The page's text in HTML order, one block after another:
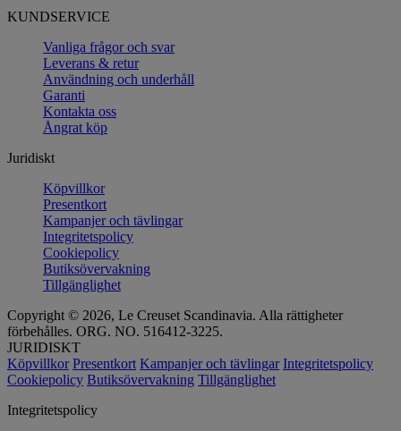
KUNDSERVICE
Vanliga frågor och svar
Leverans & retur
Användning och underhåll
Garanti
Kontakta oss
Ångrat köp
Juridiskt
Köpvillkor
Presentkort
Kampanjer och tävlingar
Integritetspolicy
Cookiepolicy
Butiksövervakning
Tillgänglighet
Copyright © 2026, Le Creuset Scandinavia. Alla rättigheter
förbehålles. ORG. NO. 516412-3225.
JURIDISKT
Köpvillkor Presentkort Kampanjer och tävlingar Integritetspolicy
Cookiepolicy Butiksövervakning Tillgänglighet
Integritetspolicy